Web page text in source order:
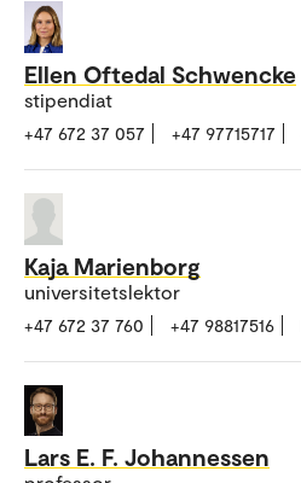
Ellen Oftedal Schwencke
stipendiat
+47 672 37 057 +47 97715717
Kaja Marienborg
universitetslektor
+47 672 37 760 +47 98817516
Lars E. F. Johannessen